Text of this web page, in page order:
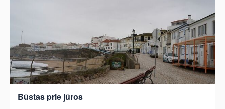
Būstas prie jūros